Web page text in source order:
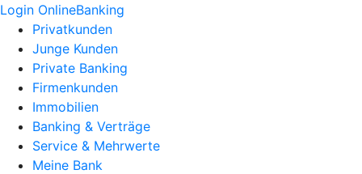
Login OnlineBanking
Privatkunden
Junge Kunden
Private Banking
Firmenkunden
Immobilien
Banking & Verträge
Service & Mehrwerte
Meine Bank